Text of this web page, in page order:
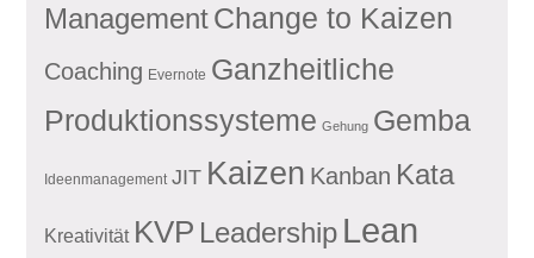
ManagementChange to Kaizen
Coaching Evernote Ganzheitliche
Produktionssysteme Gehung Gemba
Ideenmanagement JIT Kaizen Kanban Kata
Kreativität KVP Leadership Lean